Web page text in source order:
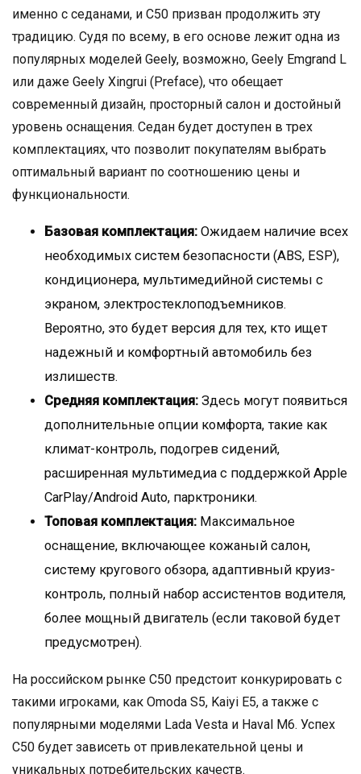
именно с седанами, и C50 призван продолжить эту
традицию. Судя по всему, в его основе лежит одна из
популярных моделей Geely, возможно, Geely Emgrand L
или даже Geely Xingrui (Preface), что обещает
современный дизайн, просторный салон и достойный
уровень оснащения. Седан будет доступен в трех
комплектациях, что позволит покупателям выбрать
оптимальный вариант по соотношению цены и
функциональности.
Базовая комплектация: Ожидаем наличие всех
необходимых систем безопасности (ABS, ESP),
кондиционера, мультимедийной системы с
экраном, электростеклоподъемников.
Вероятно, это будет версия для тех, кто ищет
надежный и комфортный автомобиль без
излишеств.
Средняя комплектация: Здесь могут появиться
дополнительные опции комфорта, такие как
климат-контроль, подогрев сидений,
расширенная мультимедиа с поддержкой Apple
CarPlay/Android Auto, парктроники.
Топовая комплектация: Максимальное
оснащение, включающее кожаный салон,
систему кругового обзора, адаптивный круиз-
контроль, полный набор ассистентов водителя,
более мощный двигатель (если таковой будет
предусмотрен).
На российском рынке C50 предстоит конкурировать с
такими игроками, как Omoda S5, Kaiyi E5, а также с
популярными моделями Lada Vesta и Haval M6. Успех
C50 будет зависеть от привлекательной цены и
уникальных потребительских качеств.